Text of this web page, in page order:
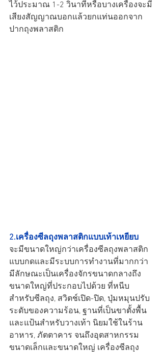
ไว้ประมาณ 1-2 วินาทีหรือบางเครื่องจะมี
เสียงสัญญาณบอกแล้วยกแท่นออกจาก
ปากถุงพลาสติก
2.เครื่องซีลถุงพลาสติกแบบเท้าเหยียบ
จะมีขนาดใหญ่กว่าเครื่องซีลถุงพลาสติก
แบบกดและมีระบบการทำงานที่มากกว่า
มีลักษณะเป็นเครื่องจักรขนาดกลางถึง
ขนาดใหญ่ที่ประกอบไปด้วย ที่หนีบ
สำหรับซีลถุง, สวิตช์เปิด-ปิด, ปุ่มหมุนปรับ
ระดับของความร้อน, ฐานที่เป็นขาตั้งพื้น
และแป้นสำหรับวางเท้า นิยมใช้ในร้าน
อาหาร, ภัตตาคาร จนถึงอุตสาหกรรม
ขนาดเล็กและขนาดใหญ่ เครื่องซีลถุง